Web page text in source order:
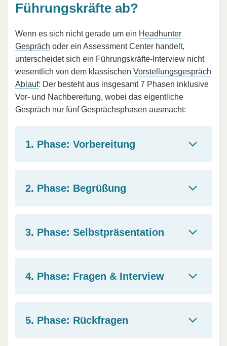
Führungskräfte ab?
Wenn es sich nicht gerade um ein Headhunter
Gespräch oder ein Assessment Center handelt,
unterscheidet sich ein Führungskräfte-Interview nicht
wesentlich von dem klassischen Vorstellungsgespräch
Ablauf: Der besteht aus insgesamt 7 Phasen inklusive
Vor- und Nachbereitung, wobei das eigentliche
Gespräch nur fünf Gesprächsphasen ausmacht:
1. Phase: Vorbereitung
2. Phase: Begrüßung
3. Phase: Selbstpräsentation
4. Phase: Fragen & Interview
5. Phase: Rückfragen